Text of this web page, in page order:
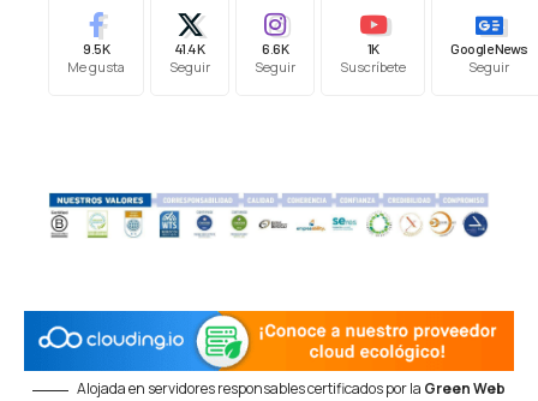
9.5K
Me gusta
41.4K
Seguir
6.6K
Seguir
1K
Suscríbete
Google News
Seguir
Alojada en servidores responsables certificados por la Green Web